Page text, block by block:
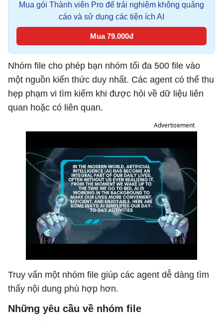
Mua gói Thành viên Pro để trải nghiệm không quảng
cáo và sử dụng các tiện ích AI
Mua 79.000đ
Nhóm file cho phép bạn nhóm tối đa 500 file vào
một nguồn kiến ​​thức duy nhất. Các agent có thể thu
hẹp phạm vi tìm kiếm khi được hỏi về dữ liệu liên
quan hoặc có liên quan.
Advertisement
Truy vấn một nhóm file giúp các agent dễ dàng tìm
thấy nội dung phù hợp hơn.
Những yêu cầu về nhóm file